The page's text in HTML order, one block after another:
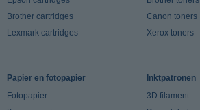
Brother cartridges
Lexmark cartridges
Canon toners
Xerox toners
Papier en fotopapier
Fotopapier
Inktpatronen
3D filament